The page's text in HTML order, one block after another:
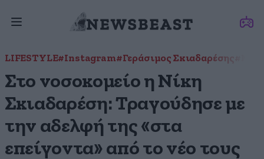
LIFESTYLE#Instagram#Γεράσιμος Σκιαδαρέσης
Στο νοσοκομείο η Νίκη
Σκιαδαρέση: Τραγούδησε με
την αδελφή της «στα
επείγοντα» από το νέο τους